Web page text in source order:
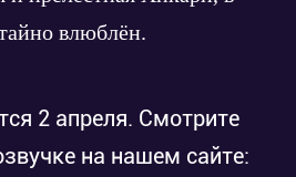
влюблён.
2 апреля. Смотрите
на нашем сайте: